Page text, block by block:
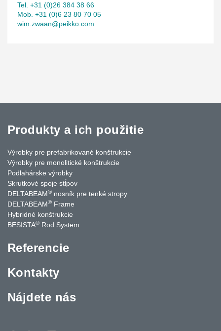
Tel. +31 (0)26 384 38 66
Mob. +31 (0)6 23 80 70 05
wim.zwaan@peikko.com
Produkty a ich použitie
Výrobky pre prefabrikované konštrukcie
Výrobky pre monolitické konštrukcie
Podlahárske výrobky
Skrutkové spoje stĺpov
DELTABEAM® nosník pre tenké stropy
DELTABEAM® Frame
Hybridné konštrukcie
BESISTA® Rod System
Referencie
Kontakty
Nájdete nás